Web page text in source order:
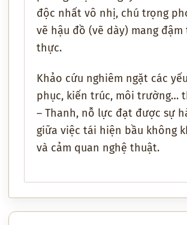
độc nhất vô nhị, chú trọng
vẽ hậu đồ (vẽ dày) mang
thực.
Khảo cứu nghiêm ngặt các
phục, kiến trúc, môi trường…
– Thanh, nỗ lực đạt được sự
giữa việc tái hiện bầu không
và cảm quan nghệ thuật.